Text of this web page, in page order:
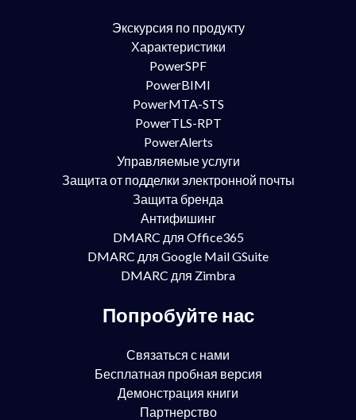
Экскурсия по продукту
Характеристики
PowerSPF
PowerBIMI
PowerMTA-STS
PowerTLS-RPT
PowerAlerts
Управляемые услуги
Защита от подделки электронной почты
Защита бренда
Антифишинг
DMARC для Office365
DMARC для Google Mail GSuite
DMARC для Zimbra
Попробуйте нас
Связаться с нами
Бесплатная пробная версия
Демонстрация книги
Партнерство